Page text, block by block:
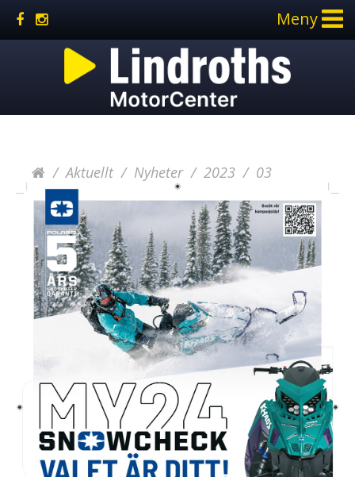
Meny
Aktuellt Nyheter 2023 03